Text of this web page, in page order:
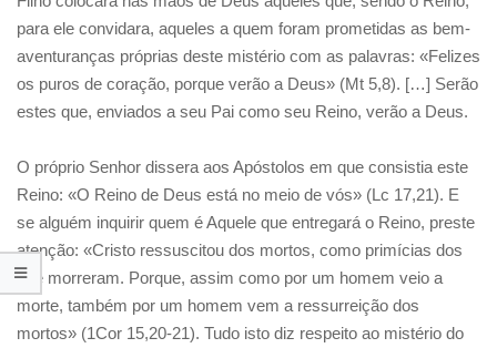
para ele convidara, aqueles a quem foram prometidas as bem-
aventuranças próprias deste mistério com as palavras: «Felizes
os puros de coração, porque verão a Deus» (Mt 5,8). […] Serão
estes que, enviados a seu Pai como seu Reino, verão a Deus.
O próprio Senhor dissera aos Apóstolos em que consistia este
Reino: «O Reino de Deus está no meio de vós» (Lc 17,21). E
se alguém inquirir quem é Aquele que entregará o Reino, preste
atenção: «Cristo ressuscitou dos mortos, como primícias dos
que morreram. Porque, assim como por um homem veio a
morte, também por um homem vem a ressurreição dos
mortos» (1Cor 15,20-21). Tudo isto diz respeito ao mistério do